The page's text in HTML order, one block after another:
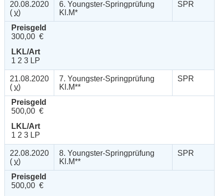
20.08.2020
( v)
6. Youngster-Springprüfung
Kl.M*
SPR
Preisgeld
300,00 €
LKL/Art
1 2 3 LP
21.08.2020
( v)
7. Youngster-Springprüfung
Kl.M**
SPR
Preisgeld
500,00 €
LKL/Art
1 2 3 LP
22.08.2020
( v)
8. Youngster-Springprüfung
Kl.M**
SPR
Preisgeld
500,00 €